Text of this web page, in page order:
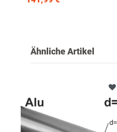
Ähnliche Artikel